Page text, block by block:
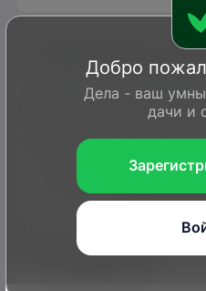
Когда можно
Улетают на зимовку
весной птицы по
Зимуют в юго-
2
Добро
Дела - ваш
дачи и